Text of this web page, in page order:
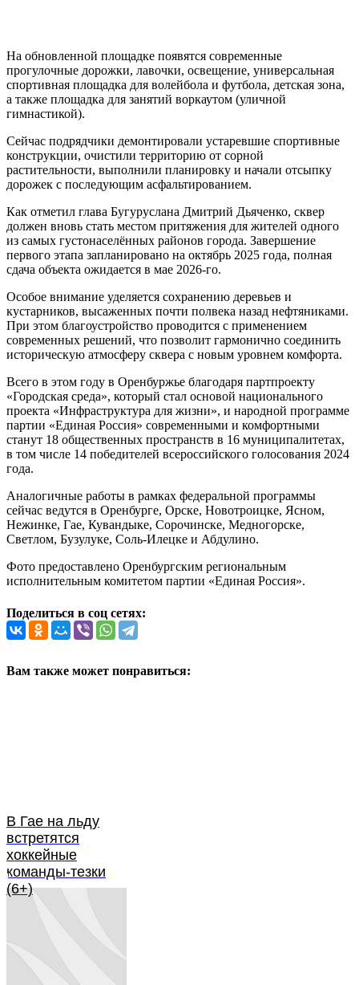
На обновленной площадке появятся современные
прогулочные дорожки, лавочки, освещение, универсальная
спортивная площадка для волейбола и футбола, детская зона,
а также площадка для занятий воркаутом (уличной
гимнастикой).
Сейчас подрядчики демонтировали устаревшие спортивные
конструкции, очистили территорию от сорной
растительности, выполнили планировку и начали отсыпку
дорожек с последующим асфальтированием.
Как отметил глава Бугуруслана Дмитрий Дьяченко, сквер
должен вновь стать местом притяжения для жителей одного
из самых густонаселённых районов города. Завершение
первого этапа запланировано на октябрь 2025 года, полная
сдача объекта ожидается в мае 2026-го.
Особое внимание уделяется сохранению деревьев и
кустарников, высаженных почти полвека назад нефтяниками.
При этом благоустройство проводится с применением
современных решений, что позволит гармонично соединить
историческую атмосферу сквера с новым уровнем комфорта.
Всего в этом году в Оренбуржье благодаря партпроекту
«Городская среда», который стал основой национального
проекта «Инфраструктура для жизни», и народной программе
партии «Единая Россия» современными и комфортными
станут 18 общественных пространств в 16 муниципалитетах,
в том числе 14 победителей всероссийского голосования 2024
года.
Аналогичные работы в рамках федеральной программы
сейчас ведутся в Оренбурге, Орске, Новотроицке, Ясном,
Нежинке, Гае, Кувандыке, Сорочинске, Медногорске,
Светлом, Бузулуке, Соль-Илецке и Абдулино.
Фото предоставлено Оренбургским региональным
исполнительным комитетом партии «Единая Россия».
Поделиться в соц сетях:
Вам также может понравиться:
В Гае на льду
встретятся
хоккейные
команды-тезки
(6+)